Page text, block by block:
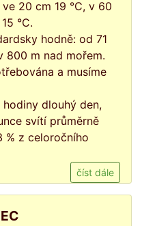
20 cm 19 °C, v 60
°C.
hodně: od 71
800 m nad mořem.
a musíme
dlouhý den,
svítí průměrně
% z celoročního
číst dále